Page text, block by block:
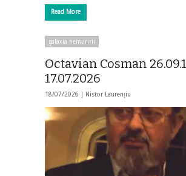
Read More
galaxia nemuririi
Octavian Cosman
17.07.2026
18/07/2026 | Nistor Laurențiu